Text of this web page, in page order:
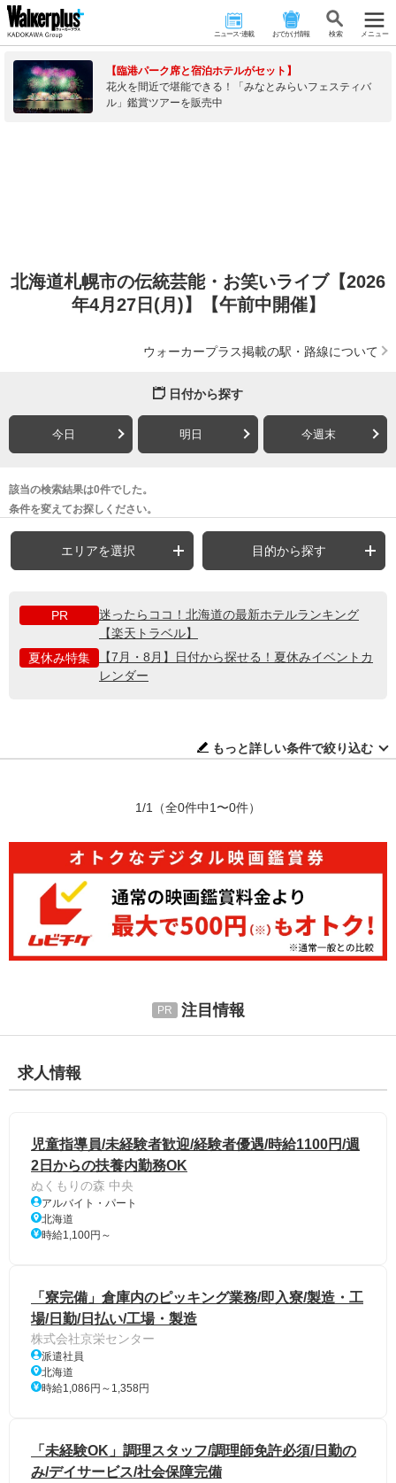
ニュース･連載 おでかけ情報 検 索 メニュー
【臨港パーク席と宿泊ホテルがセット】
花火を間近で堪能できる！「みなとみらいフェスティバ
ル」鑑賞ツアーを販売中
北海道札幌市の伝統芸能・お笑いライブ【2026
年4月27日(月)】【午前中開催】
ウォーカープラス掲載の駅・路線について
日付から探す
今日 明日 今週末
該当の検索結果は0件でした。
条件を変えてお探しください。
エリアを選択 目的から探す
PR
迷ったらココ！北海道の最新ホテルランキング
【楽天トラベル】
夏休み特集
【7月・8月】日付から探せる！夏休みイベントカ
レンダー
もっと詳しい条件で絞り込む
1/1 （全0件中1〜0件）
注目情報
求人情報
児童指導員/未経験者歓迎/経験者優遇/時給1100円/週
2日からの扶養内勤務OK
ぬくもりの森 中央
アルバイト・パート
北海道
時給1,100円～
「寮完備」倉庫内のピッキング業務/即入寮/製造・工
場/日勤/日払い/工場・製造
株式会社京栄センター
派遣社員
北海道
時給1,086円～1,358円
「未経験OK」調理スタッフ/調理師免許必須/日勤の
み/デイサービス/社会保障完備